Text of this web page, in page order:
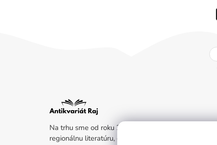
Na trhu sme od roku 2011. Kladieme dôraz na
regionálnu literatúru, dejiny a životný štýl. Ak ste